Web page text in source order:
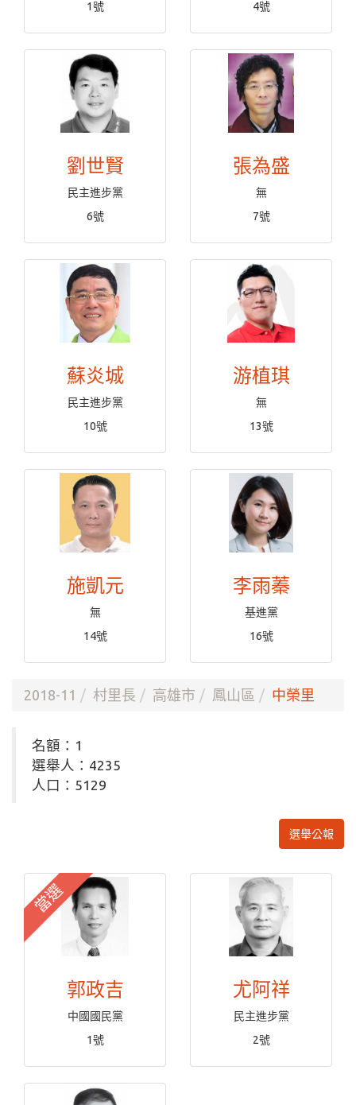
1號
4號
劉世賢
民主進步黨
6號
張為盛
無
7號
蘇炎城
民主進步黨
10號
游植琪
無
13號
施凱元
無
14號
李雨蓁
基進黨
16號
2018-11 村里長 高雄市 鳳山區 中榮里
名額：1
選舉人：4235
人口：5129
選舉公報
當選
郭政吉
中國國民黨
1號
尤阿祥
民主進步黨
2號